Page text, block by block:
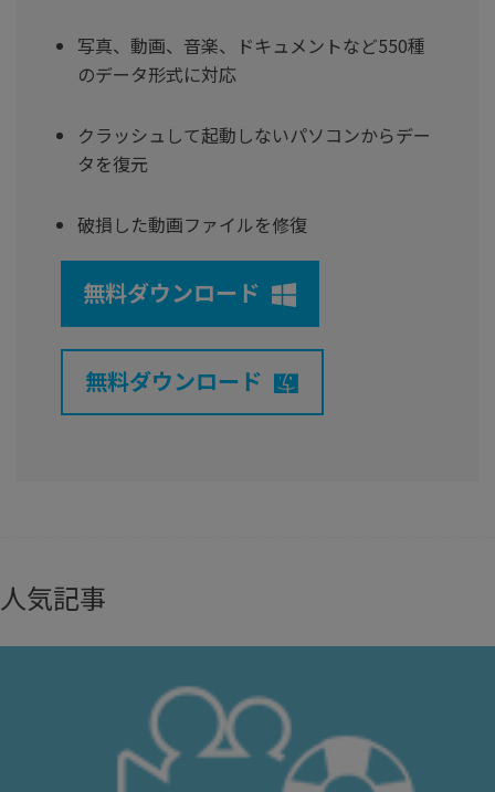
写真、動画、音楽、ドキュメントなど550種
のデータ形式に対応
クラッシュして起動しないパソコンからデー
タを復元
破損した動画ファイルを修復
無料ダウンロード
無料ダウンロード
人気記事